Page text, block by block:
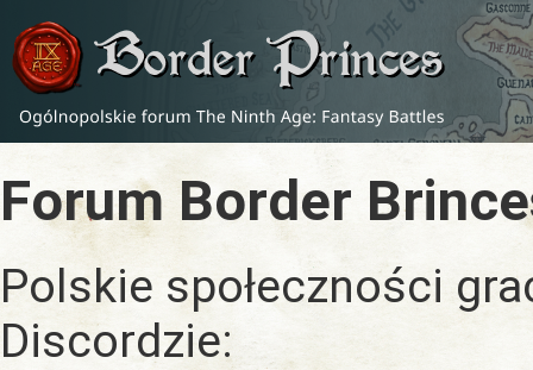
Forum Border
Polskie społeczności
Discordzie: